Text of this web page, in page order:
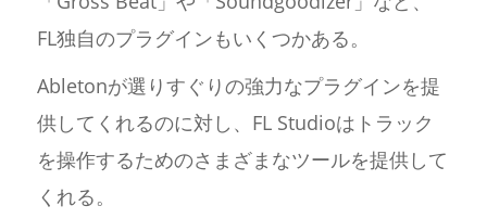
FL独自のプラグインもいくつかある。
Abletonが選りすぐりの強力なプラグインを提
供してくれるのに対し、FL Studioはトラック
を操作するためのさまざまなツールを提供して
くれる。